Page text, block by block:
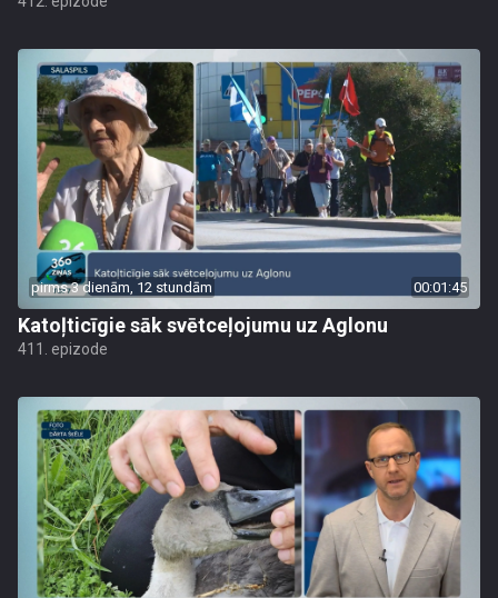
pirms 3 dienām, 12 stundām 00:01:45
Katoļticīgie sāk svētceļojumu uz Aglonu
411. epizode